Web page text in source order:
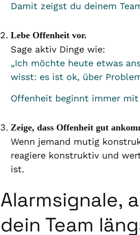
Damit zeigst du deinem
Lebe Offenheit vor.
Sage aktiv Dinge wie:
„Ich möchte heute etwas
wisst: es ist ok, über
Offenheit beginnt immer mit
Zeige, dass Offenheit gut
Wenn jemand mutig
reagiere konstruktiv und
ist.
Alarmsignale,
dein Team